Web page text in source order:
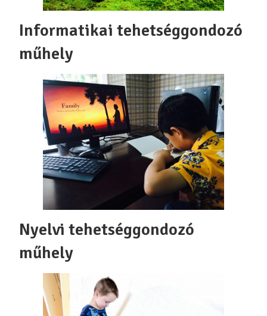
Informatikai tehetséggondozó
műhely
Nyelvi tehetséggondozó
műhely